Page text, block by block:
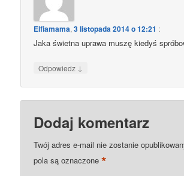
Elfiamama,3 listopada 2014 o 12:21 :
Jaka świetna uprawa muszę kiedyś
Odpowiedz ↓
Dodaj komentarz
Twój adres e-mail nie zostanie
pola są oznaczone*